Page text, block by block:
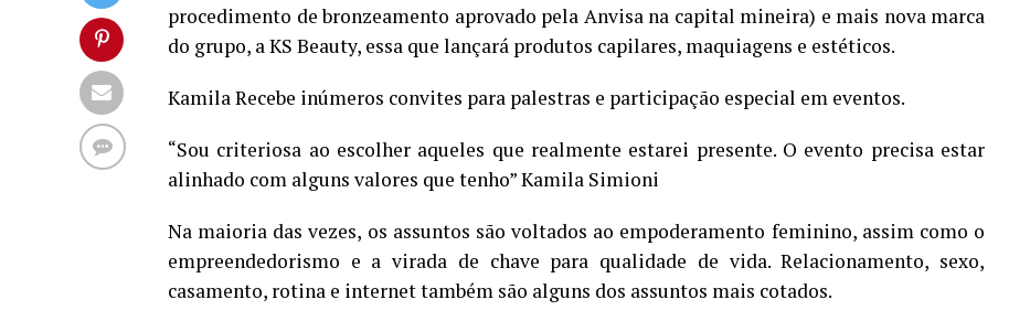
procedimento de bronzeamento aprovado pela Anvisa na capital mineira) e mais nova marca
do grupo, a KS Beauty, essa que lançará produtos capilares, maquiagens e estéticos.
Kamila Recebe inúmeros convites para palestras e participação especial em eventos.
“Sou criteriosa ao escolher aqueles que realmente estarei presente. O evento precisa estar
alinhado com alguns valores que tenho” Kamila Simioni
Na maioria das vezes, os assuntos são voltados ao empoderamento feminino, assim como o
empreendedorismo e a virada de chave para qualidade de vida. Relacionamento, sexo,
casamento, rotina e internet também são alguns dos assuntos mais cotados.